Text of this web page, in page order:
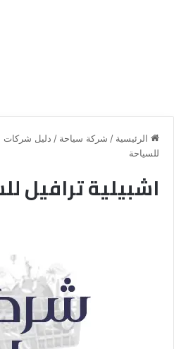
الرئيسية / شركة سياحة / دليل شركات
للسياحة
اشبيلية ترافيل